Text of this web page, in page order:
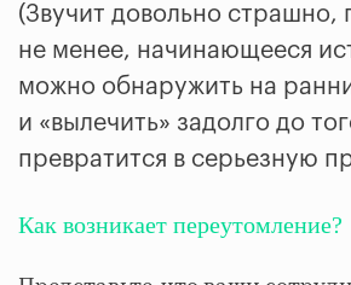
(Звучит довольно страшно,
не менее, начинающееся
можно обнаружить на
и «вылечить» задолго до
превратится в серьезную
Как возникает переутомление?